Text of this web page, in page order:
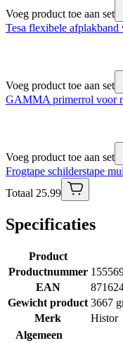
Voeg product toe aan set
Tesa flexibele
Voeg product toe aan set
GAMMA primerrol voor
Voeg product toe aan set
Frogtape schilderstape
Totaal 25.99
Specificaties
Product
Productnummer
EAN
Gewicht product 3667
Merk
Histor
Algemeen